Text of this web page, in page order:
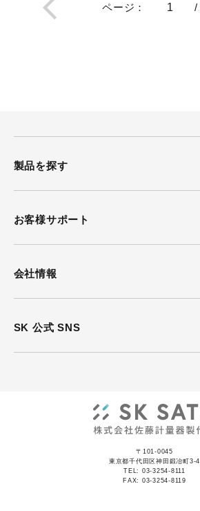
ページ ： /
〒101-0045
東京都千代田区神田鍛冶町3-4
TEL: 03-3254-8111
FAX: 03-3254-8119
SK 公式 SNS
会社情報
お客様サポート
製品を探す
熱中症計